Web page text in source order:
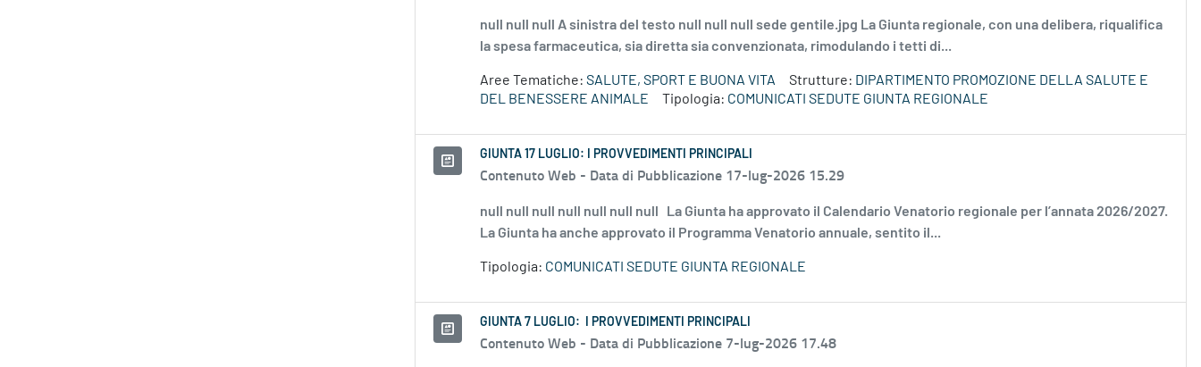
null null null A sinistra del testo null null null sede gentile.jpg La Giunta regionale, con una delibera, riqualifica
la spesa farmaceutica, sia diretta sia convenzionata, rimodulando i tetti di...
Aree Tematiche: SALUTE, SPORT E BUONA VITA Strutture: DIPARTIMENTO PROMOZIONE DELLA SALUTE E
DEL BENESSERE ANIMALE
Tipologia: COMUNICATI SEDUTE GIUNTA REGIONALE
GIUNTA 17 LUGLIO: I PROVVEDIMENTI PRINCIPALI
Contenuto Web - Data di Pubblicazione 17-lug-2026 15.29
null null null null null null null La Giunta ha approvato il Calendario Venatorio regionale per l’annata 2026/2027.
La Giunta ha anche approvato il Programma Venatorio annuale, sentito il...
Tipologia: COMUNICATI SEDUTE GIUNTA REGIONALE
GIUNTA 7 LUGLIO: I PROVVEDIMENTI PRINCIPALI
Contenuto Web - Data di Pubblicazione 7-lug-2026 17.48